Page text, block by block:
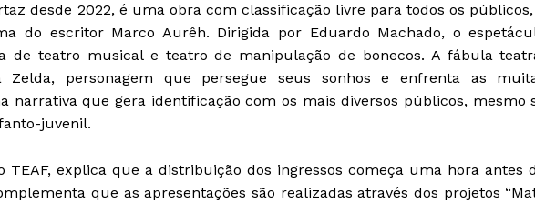
desde 2022, é uma obra com classificação livre para todos os públicos,
do escritor Marco Aurêh. Dirigida por Eduardo Machado, o
de teatro musical e teatro de manipulação de bonecos. A fábula
personagem que persegue seus sonhos e enfrenta as
narrativa que gera identificação com os mais diversos públicos, mesmo
juvenil.
TEAF, explica que a distribuição dos ingressos começa uma hora antes
que as apresentações são realizadas através dos projetos